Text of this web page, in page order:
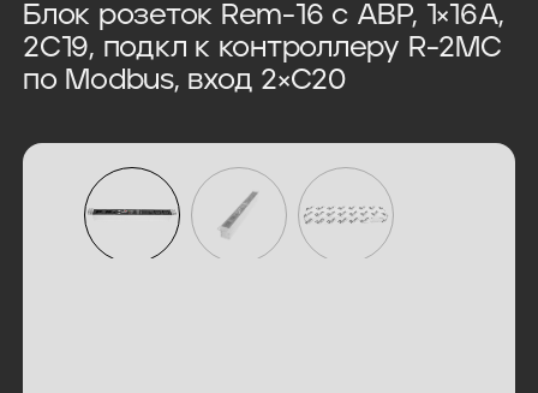
Блок розеток Rem-16 с АВР, 1×16A,
2C19, подкл к контроллеру R-2MC
по Modbus, вход 2×C20